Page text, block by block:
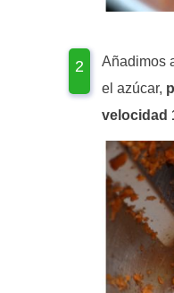
Añadimos
el azúcar,
velocidad